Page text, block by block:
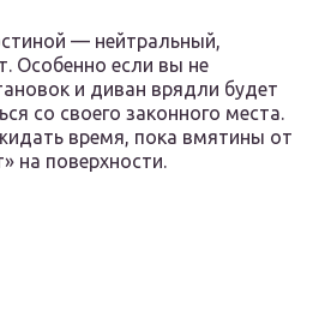
— нейтральный,
Особенно если вы не
и диван врядли будет
со своего законного места.
время, пока вмятины от
на поверхности.